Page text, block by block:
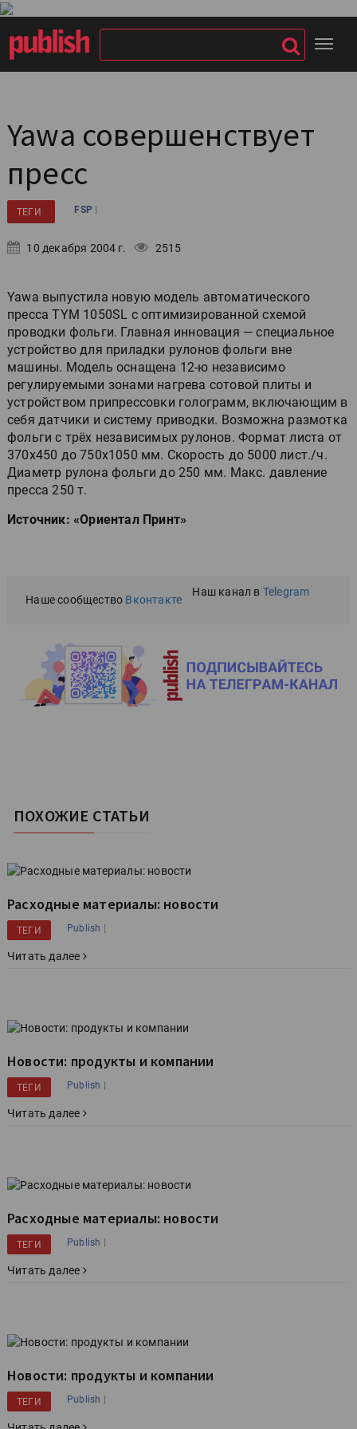
Yawa совершенствует
пресс
ТЕГИ FSP |
10 декабря 2004 г. 2515
Yawa выпустила новую модель автоматического
пресса TYM 1050SL с оптимизированной схемой
проводки фольги. Главная инновация — специальное
устройство для приладки рулонов фольги вне
машины. Модель оснащена 12-ю независимо
регулируемыми зонами нагрева сотовой плиты и
устройством припрессовки голограмм, включающим в
себя датчики и систему приводки. Возможна размотка
фольги с трёх независимых рулонов. Формат листа от
370x450 до 750x1050 мм. Скорость до 5000 лист./ч.
Диаметр рулона фольги до 250 мм. Макс. давление
пресса 250 т.
Источник: «Ориентал Принт»
Наше сообщество Вконтакте
Наш канал в Telegram
ПОХОЖИЕ СТАТЬИ
Расходные материалы: новости
ТЕГИ Publish |
Читать далее
Новости: продукты и компании
ТЕГИ Publish |
Читать далее
Расходные материалы: новости
ТЕГИ Publish |
Читать далее
Новости: продукты и компании
ТЕГИ Publish |